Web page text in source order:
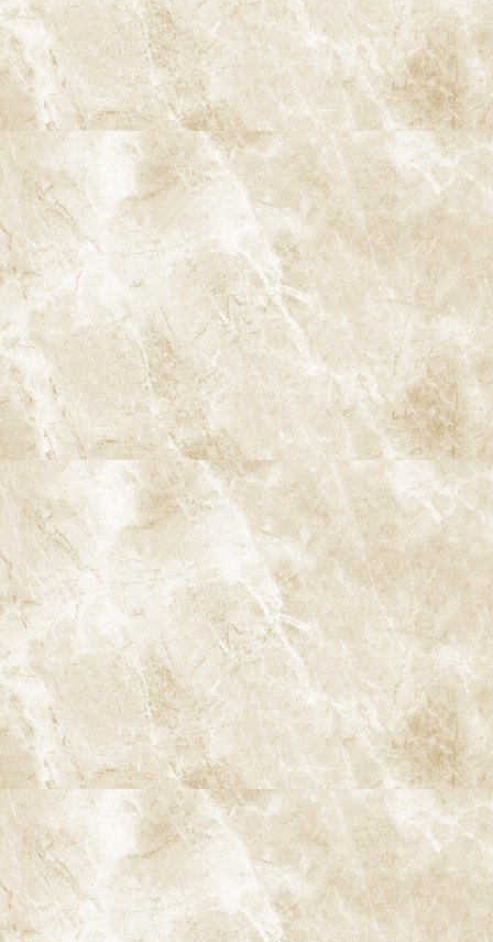
特に、「痛みがなくなったから治った」と自己判断してしまうケ
ースには注意が必要です。神経が壊死して一時的に痛みが引いてい
るだけで、内部では静かに炎症が進み、やがて腫れや膿、根の病
気へと発展することもあります。
さまざまなむし歯のタイプ
むし歯は、できる場所や背景によって性質が異なります。それぞれ
のタイプを理解することで、ご自身のリスクのイメージがしやす
くなります。
裂溝う蝕（奥歯の溝のむし歯）
奥歯の噛む面には深い溝があり、プラークがたまりやすく、磨き
残しが起こりやすい部位です。見た目は小さくても内部で大きく広
がっている「隠れたむし歯」になりやすいのが特徴です。
隣接面う蝕（歯と歯の間のむし歯）
歯と歯の間にたまったプラークが原因で起こるむし歯です。外から
見えにくく、レントゲンで初めて見つかることも多いタイプで
す。デンタルフロスや歯間ブラシの習慣が少ない方に多く見られ
ます。
根面う蝕（歯の根元のむし歯）
歯周病などで歯ぐきが下がり、露出した歯の根の部分にできるむ
し歯です。根の表面はエナメル質ではなく象牙質のため、酸に弱
く、進行が早いのが特徴です。ご高齢の方や、歯ぐきが痩せてき